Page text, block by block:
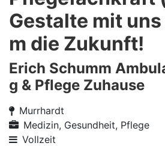
Gestalte mit
m die Zukunft!
Erich Schumm
g & Pflege Zuhause
Murrhardt
Medizin, Gesundheit, Pflege
Vollzeit